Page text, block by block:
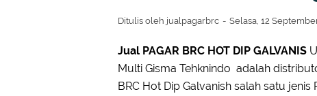
Ditulis oleh jualpagarbrc Selasa, 12
Jual PAGAR BRC HOT DIP GALVANIS
Multi Gisma Tehknindo adalah
BRC Hot Dip Galvanish salah satu